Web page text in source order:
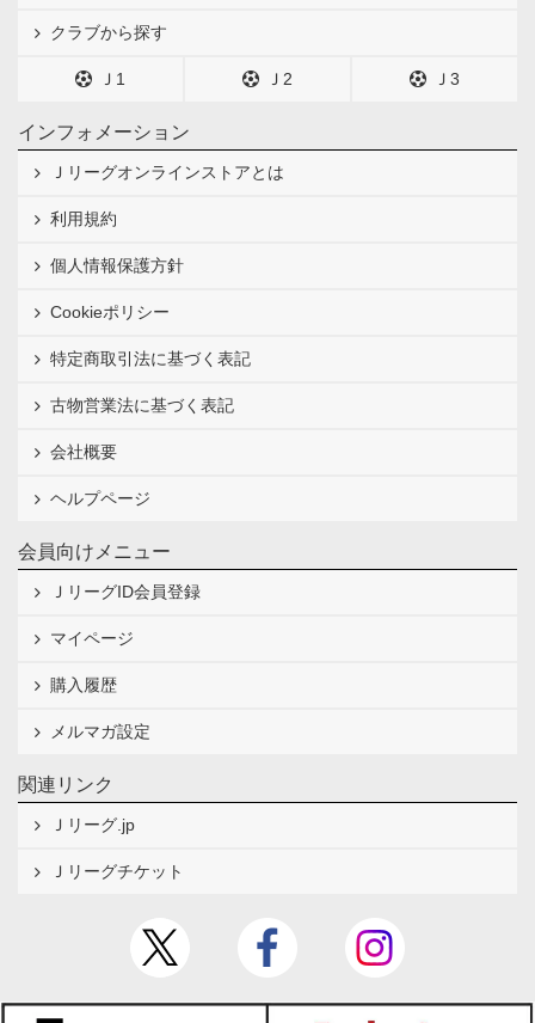
クラブから探す
Ｊ1 Ｊ2 Ｊ3
インフォメーション
Ｊリーグオンラインストアとは
利用規約
個人情報保護方針
Cookieポリシー
特定商取引法に基づく表記
古物営業法に基づく表記
会社概要
ヘルプページ
会員向けメニュー
ＪリーグID会員登録
マイページ
購入履歴
メルマガ設定
関連リンク
Ｊリーグ.jp
Ｊリーグチケット